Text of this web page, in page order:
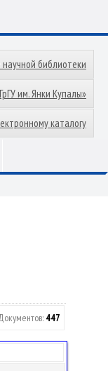
библиотеки
им. Янки Купалы»
каталогу
447